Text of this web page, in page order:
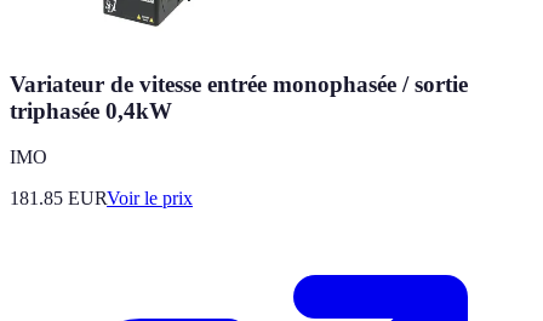
Variateur de vitesse entrée monophasée / sortie
triphasée 0,4kW
IMO
181.85 EURVoir le prix